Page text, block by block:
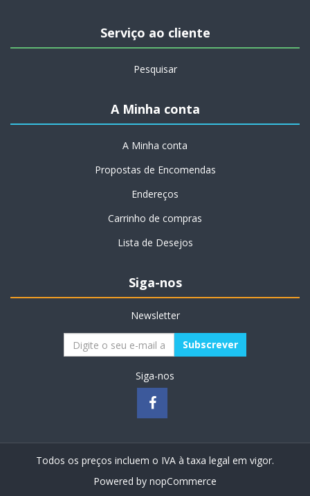
Serviço ao cliente
Pesquisar
A Minha conta
A Minha conta
Propostas de Encomendas
Endereços
Carrinho de compras
Lista de Desejos
Siga-nos
Newsletter
Siga-nos
Todos os preços incluem o IVA à taxa legal em vigor.
Powered by nopCommerce